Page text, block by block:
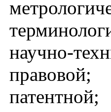
научно-
правовой;
патентной;